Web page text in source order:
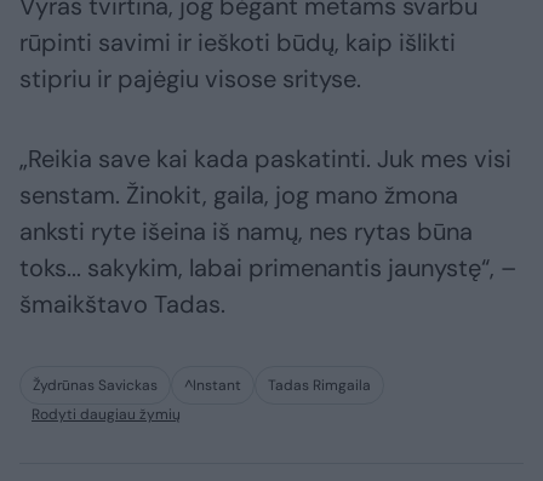
Vyras tvirtina, jog bėgant metams svarbu
rūpinti savimi ir ieškoti būdų, kaip išlikti
stipriu ir pajėgiu visose srityse.
„Reikia save kai kada paskatinti. Juk mes visi
senstam. Žinokit, gaila, jog mano žmona
anksti ryte išeina iš namų, nes rytas būna
toks... sakykim, labai primenantis jaunystę“, –
šmaikštavo Tadas.
Žydrūnas Savickas ^Instant
Tadas Rimgaila
Rodyti daugiau žymių